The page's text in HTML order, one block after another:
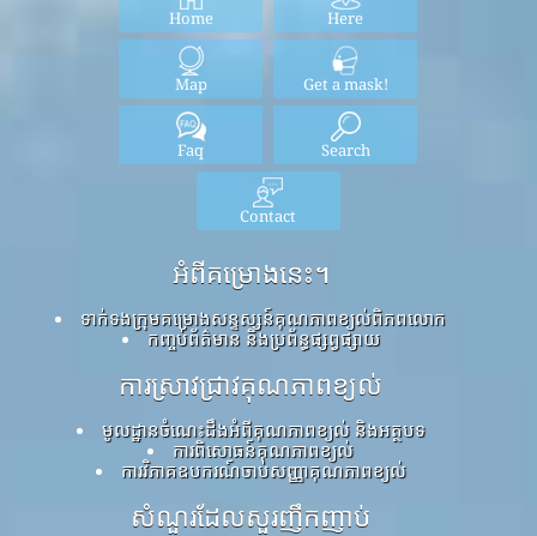
Home Here
Map Get a mask!
Faq Search
Contact
អំពីគម្រោងនេះ។
ទាក់ទងក្រុមគម្រោងសន្ទស្សន៍គុណភាពខ្យល់ពិភពលោក
កញ្ចប់ព័ត៌មាន និងប្រព័ន្ធផ្សព្វផ្សាយ
ការស្រាវជ្រាវគុណភាពខ្យល់
មូលដ្ឋានចំណេះដឹងអំពីគុណភាពខ្យល់ និងអត្ថបទ
ការពិសោធន៍គុណភាពខ្យល់
ការវិភាគឧបករណ៍ចាប់សញ្ញាគុណភាពខ្យល់
សំណួរដែលសួរញឹកញាប់